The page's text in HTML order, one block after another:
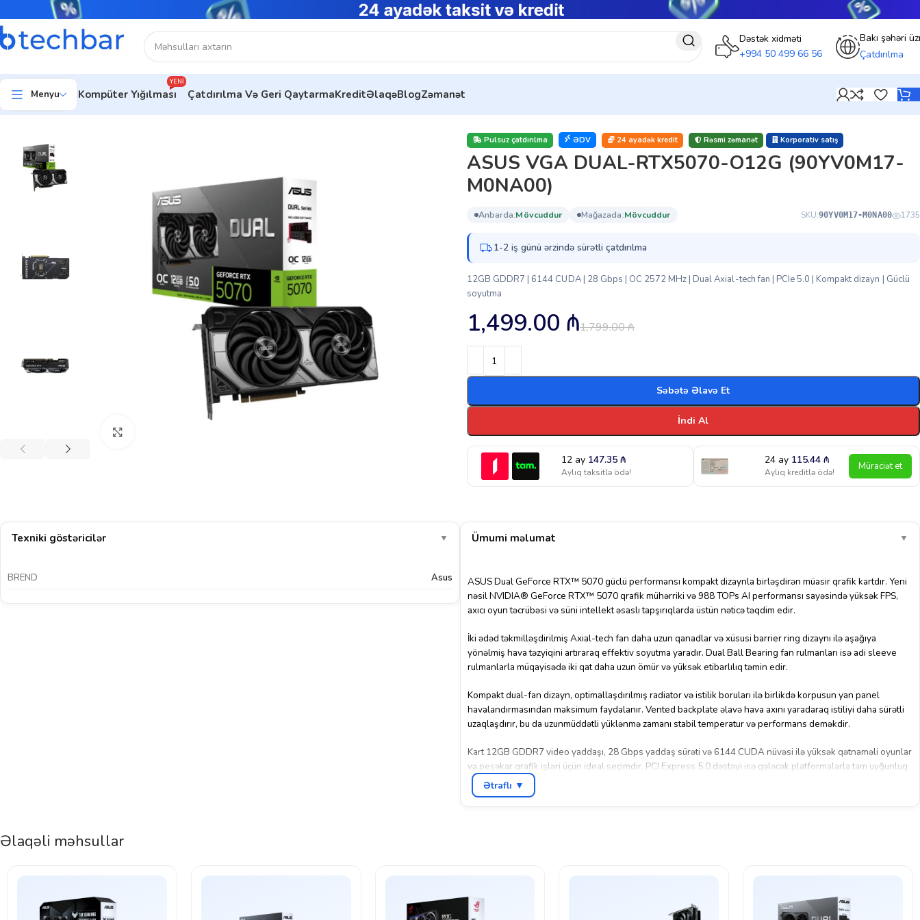
Dəstək xidməti
+994 50 499 66 56
Bakı şəhəri
Çatdırılma
Menyu Kompüter Yığılması
YENI
Çatdırılma Və Geri QaytarmaKreditƏlaqəBlogZəmanət
Ev Kompüter hissələri
Pulsuz çatdırılma ƏDV 24 ayadək kredit Rəsmi zəmanət Korporativ satış
ASUS VGA DUAL-RTX5070-O12G (90YV0M17-
M0NA00)
anbarda: mövcuddur mağazada: mövcuddur SKU:90YV0M17-M0NA00 1735
1-2 iş günü ərzində sürətli çatdırılma
12GB GDDR7 | 6144 CUDA | 28 Gbps | OC 2572 MHz | Dual Axial-tech fan | PCIe 5.0 | Kompakt dizayn | Güclü
soyutma
1,799.00₼
1,499.00 ₼
Səbətə Əlavə Et
İndi Al
12 ay 147.35₼
Aylıq taksitlə ödə!
24 ay 115.44₼
Aylıq kreditlə ödə! Müraciət et
Texniki göstəricilər ▼
BREND Asus
Ümumi məlumat ▼
ASUS Dual GeForce RTX™ 5070 güclü performansı kompakt dizaynla birləşdirən müasir qrafik kartdır. Yeni
nəsil NVIDIA® GeForce RTX™ 5070 qrafik mühərriki və 988 TOPs AI performansı sayəsində yüksək FPS,
axıcı oyun təcrübəsi və süni intellekt əsaslı tapşırıqlarda üstün nəticə təqdim edir.
İki ədəd təkmilləşdirilmiş Axial-tech fan daha uzun qanadlar və xüsusi barrier ring dizaynı ilə aşağıya
yönəlmiş hava təzyiqini artıraraq effektiv soyutma yaradır. Dual Ball Bearing fan rulmanları isə adi sleeve
rulmanlarla müqayisədə iki qat daha uzun ömür və yüksək etibarlılıq təmin edir.
Kompakt dual-fan dizayn, optimallaşdırılmış radiator və istilik boruları ilə birlikdə korpusun yan panel
havalandırmasından maksimum faydalanır. Vented backplate əlavə hava axını yaradaraq istiliyi daha sürətli
uzaqlaşdırır, bu da uzunmüddətli yüklənmə zamanı stabil temperatur və performans deməkdir.
Kart 12GB GDDR7 video yaddaşı, 28 Gbps yaddaş sürəti və 6144 CUDA nüvəsi ilə yüksək qətnaməli oyunlar
və peşəkar qrafik işləri üçün ideal seçimdir. PCI Express 5.0 dəstəyi isə gələcək platformalarla tam uyğunluq
təmin edir.
Ətraflı ▼
Əlaqəli məhsullar